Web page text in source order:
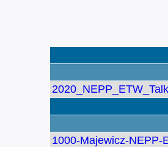
1000-Majewicz-NEPP-